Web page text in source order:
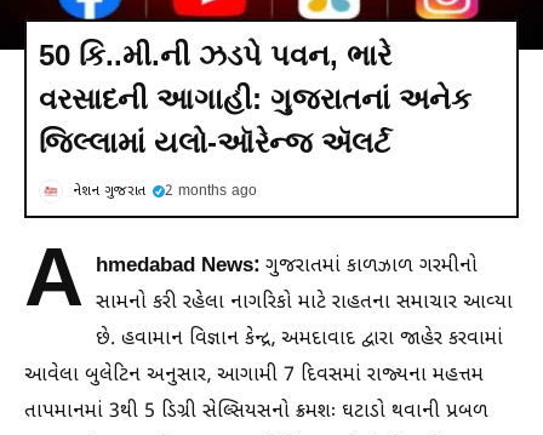
50 કિ..મી.ની ઝડપે પવન, ભારે
વરસાદની આગાહી: ગુજરાતનાં અનેક
જિલ્લામાં યલો-ઑરેન્જ ઍલર્ટ
નેશન ગુજરાત 2 months ago
A hmedabad News: ગુજરાતમાં કાળઝાળ ગરમીનો
સામનો કરી રહેલા નાગરિકો માટે રાહતના સમાચાર આવ્યા
છે. હવામાન વિજ્ઞાન કેન્દ્ર, અમદાવાદ દ્વારા જાહેર કરવામાં
આવેલા બુલેટિન અનુસાર, આગામી 7 દિવસમાં રાજ્યના મહત્તમ
તાપમાનમાં 3થી 5 ડિગ્રી સેલ્સિયસનો ક્રમશઃ ઘટાડો થવાની પ્રબળ